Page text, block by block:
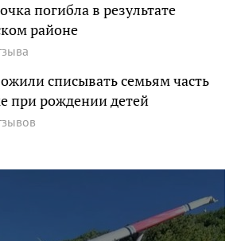
погибла в результате
районе
списывать семьям часть
при рождении детей